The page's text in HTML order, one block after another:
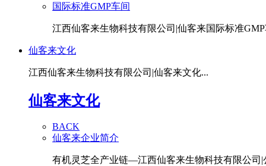
国际标准GMP车间
江西仙客来生物科技有限公司|仙客来国际标准GMP
仙客来文化
江西仙客来生物科技有限公司|仙客来文化...
仙客来文化
BACK
仙客来企业简介
有机灵芝全产业链—江西仙客来生物科技有限公司|